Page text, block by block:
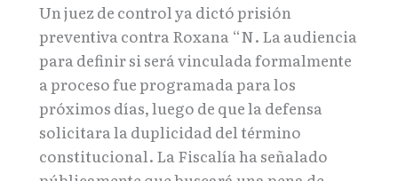
Un juez de control ya dictó prisión
preventiva contra Roxana “N. La audiencia
para definir si será vinculada formalmente
a proceso fue programada para los
próximos días, luego de que la defensa
solicitara la duplicidad del término
constitucional. La Fiscalía ha señalado